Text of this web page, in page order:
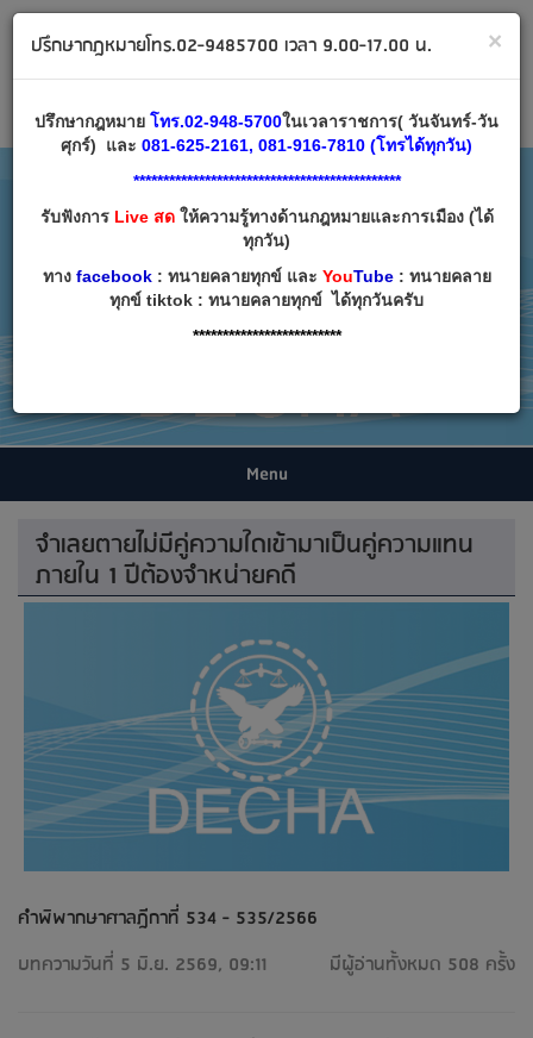
Email:decha007@decha.com
เข้าสู่ระบบ สมัครสมาชิก
Menu
จำเลยตายไม่มีคู่ความใดเข้ามาเป็นคู่ความแทน
ภายใน 1 ปีต้องจำหน่ายคดี​
คำพิพากษาศาลฎีกาที่ 534 - 535/2566
บทความวันที่ 5 มิ.ย. 2569, 09:11
มีผู้อ่านทั้งหมด 508 ครั้ง
×
ปรึกษากฎหมายโทร.02-9485700 เวลา 9.00-17.00 น.
ปรึกษากฎหมาย โทร.02-948-5700ในเวลาราชการ( วันจันทร์-วัน
ศุกร์) และ 081-625-2161, 081-916-7810 (โทรได้ทุกวัน)
*********************************************
รับฟังการLive สดให้ความรู้ทางด้านกฎหมายและการเมือง (ได้
ทุกวัน)
ทาง facebook: ทนายคลายทุกข์ และ YouTube: ทนายคลาย
ทุกข์ tiktok : ทนายคลายทุกข์ ได้ทุกวันครับ
*************************